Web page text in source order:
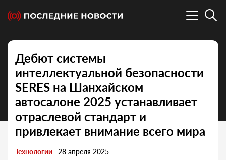
Дебют системы
интеллектуальной безопасности
SERES на Шанхайском
автосалоне 2025 устанавливает
отраслевой стандарт и
привлекает внимание всего мира
Технологии 28 апреля 2025